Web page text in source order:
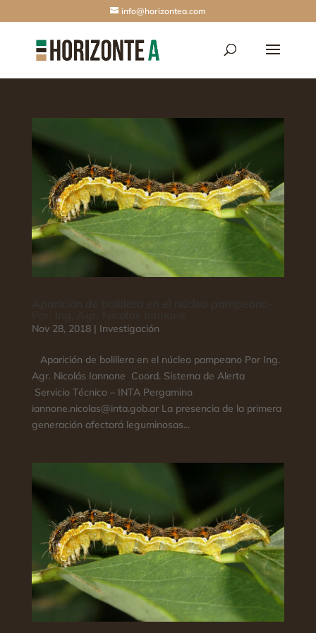
info@horizontea.com
Nov 28, 2018| Investigación
Aparición de bolillera en el núcleo pampeano Por Ing.
Agr. Nicolás Iannone Coord. Sistema de Alerta
Servicio Técnico – INTA Pergamino
iannone.nicolas@inta.gob.ar La presencia de la primera
generación afectará leguminosas...